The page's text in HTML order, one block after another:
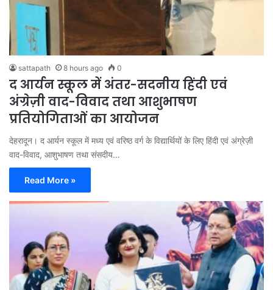
sattapath 8 hours ago 0
द आर्यन स्कूल में अंतर-सदनीय हिंदी एवं
अंग्रेज़ी वाद-विवाद तथा आशुभाषण
प्रतियोगिताओं का आयोजन
देहरादून। द आर्यन स्कूल में मध्य एवं वरिष्ठ वर्ग के विद्यार्थियों के लिए हिंदी एवं अंग्रेज़ी
वाद-विवाद, आशुभाषण तथा संसदीय…
Read More »